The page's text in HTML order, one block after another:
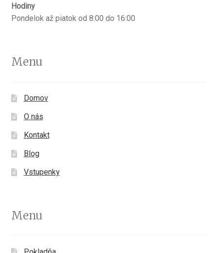
Hodiny
Pondelok až piatok od 8:00 do 16:00
Menu
Domov
O nás
Kontakt
Blog
Vstupenky
Menu